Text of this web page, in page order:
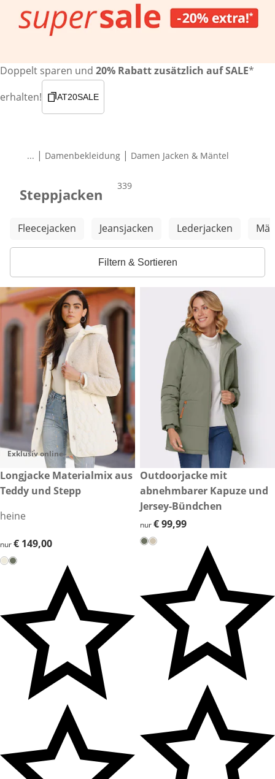
Doppelt sparen und 20% Rabatt zusätzlich auf SALE*
erhalten!
AT20SALE
... | Damenbekleidung | Damen Jacken & Mäntel
Steppjacken Produkte
339
Weitere Kategorien überspringen
Fleecejacken Jeansjacken Lederjacken
Filtern & Sortieren
Exklusiv online
€ 149,00
Longjacke Materialmix aus
Teddy und Stepp
heine
€ 149,00
nur€ 149,00
€ 99,99
Outdoorjacke mit
abnehmbarer Kapuze und
Jersey-Bündchen
€ 99,99
nur€ 99,99